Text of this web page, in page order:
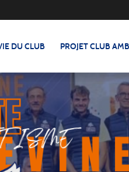
DU CLUB PROJET CLUB